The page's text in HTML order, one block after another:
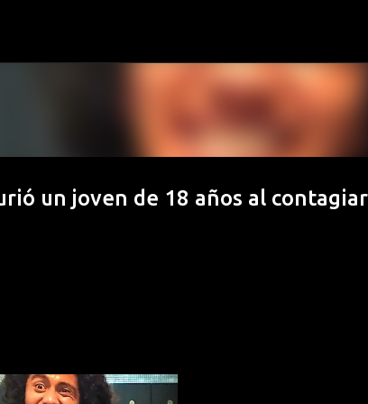
un joven de 18 años al